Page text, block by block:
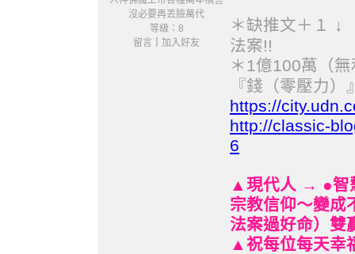
沒必要再丟臉萬代
等級：8
留言
加入好友
＊ 缺推文＋１ ↓
法案!!
＊ 1億100萬（
『錢（零壓力）
https://
http://classic-
6
▲現代人 → ●智
宗教信仰～變成
法案過好命）雙
▲祝每位每天幸